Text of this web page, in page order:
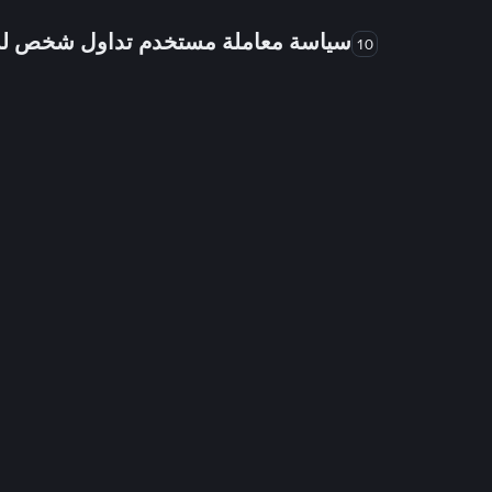
10 سياسة معاملة مستخدم تداول